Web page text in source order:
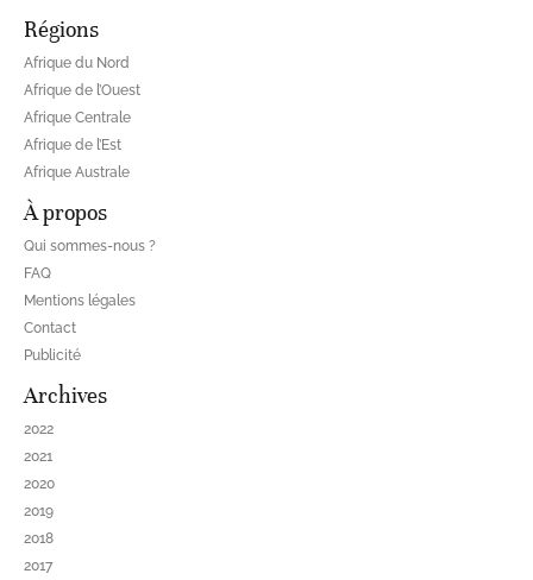
Régions
Afrique du Nord
Afrique de l’Ouest
Afrique Centrale
Afrique de l’Est
Afrique Australe
À propos
Qui sommes-nous ?
FAQ
Mentions légales
Contact
Publicité
Archives
2022
2021
2020
2019
2018
2017